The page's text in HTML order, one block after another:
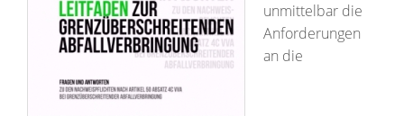
unmittelbar die
Anforderungen
an die